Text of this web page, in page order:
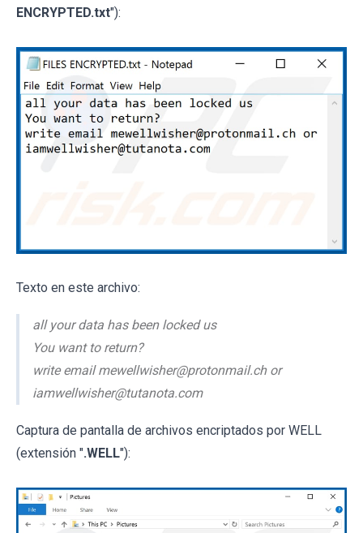
ENCRYPTED.txt"):
Texto en este archivo:
all your data has been locked us
You want to return?
write email mewellwisher@protonmail.ch or
iamwellwisher@tutanota.com
Captura de pantalla de archivos encriptados por WELL
(extensión ".WELL"):